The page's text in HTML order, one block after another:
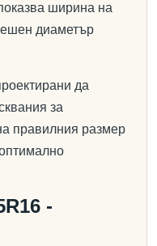
ширина на
диаметър
да
за
правилния размер
-